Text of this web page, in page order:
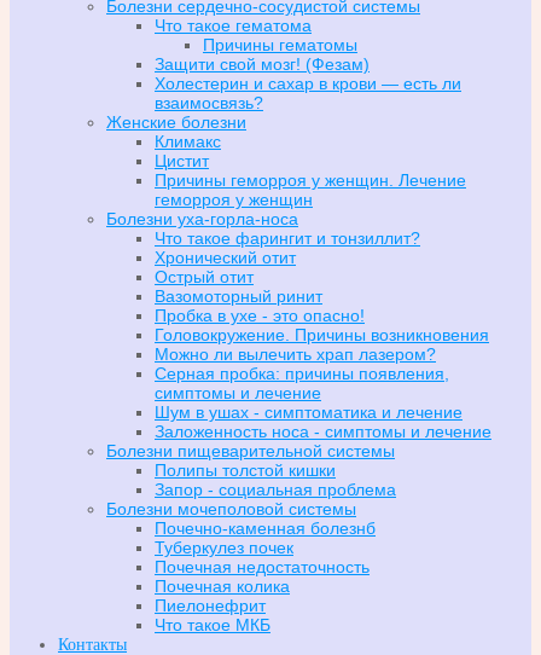
Болезни сердечно-сосудистой системы
Что такое гематома
Причины гематомы
Защити свой мозг! (Фезам)
Холестерин и сахар в крови — есть ли
взаимосвязь?
Женские болезни
Климакс
Цистит
Причины геморроя у женщин. Лечение
геморроя у женщин
Болезни уха-горла-носа
Что такое фарингит и тонзиллит?
Хронический отит
Острый отит
Вазомоторный ринит
Пробка в ухе - это опасно!
Головокружение. Причины возникновения
Можно ли вылечить храп лазером?
Серная пробка: причины появления,
симптомы и лечение
Шум в ушах - симптоматика и лечение
Заложенность носа - симптомы и лечение
Болезни пищеварительной системы
Полипы толстой кишки
Запор - социальная проблема
Болезни мочеполовой системы
Почечно-каменная болезнб
Туберкулез почек
Почечная недостаточность
Почечная колика
Пиелонефрит
Что такое МКБ
Контакты